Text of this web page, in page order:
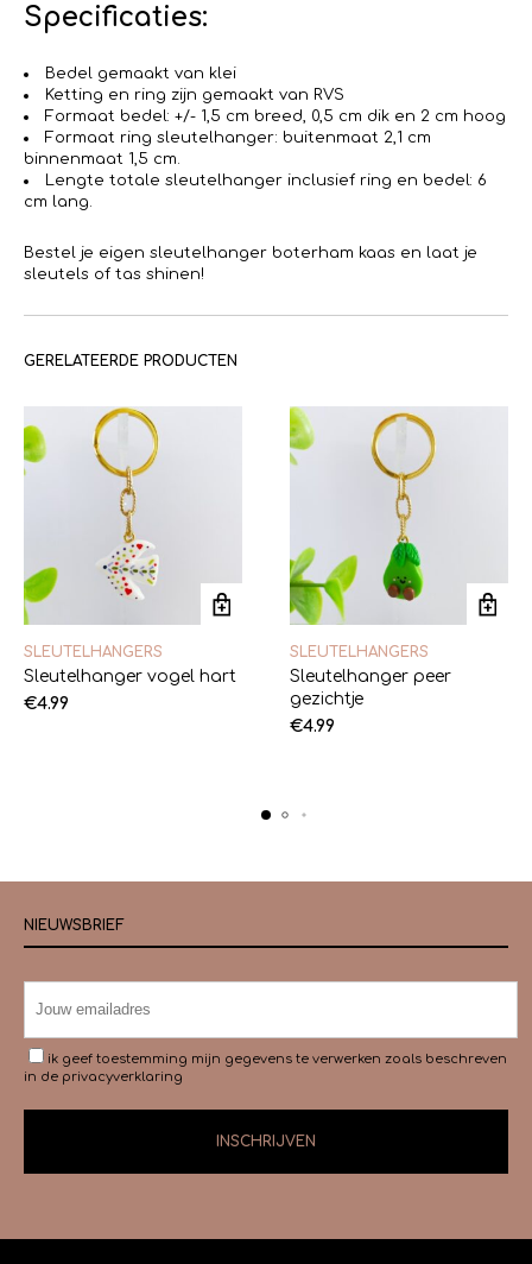
Specificaties:
Bedel gemaakt van klei
Ketting en ring zijn gemaakt van RVS
Formaat bedel: +/- 1,5 cm breed, 0,5 cm dik en 2 cm hoog
Formaat ring sleutelhanger: buitenmaat 2,1 cm
binnenmaat 1,5 cm.
Lengte totale sleutelhanger inclusief ring en bedel: 6
cm lang.
Bestel je eigen sleutelhanger boterham kaas en laat je
sleutels of tas shinen!
GERELATEERDE PRODUCTEN
SLEUTELHANGERS
Sleutelhanger vogel hart
€4.99
SLEUTELHANGERS
Sleutelhanger peer
gezichtje
€4.99
NIEUWSBRIEF
ik geef toestemming mijn gegevens te verwerken zoals beschreven
in de privacyverklaring